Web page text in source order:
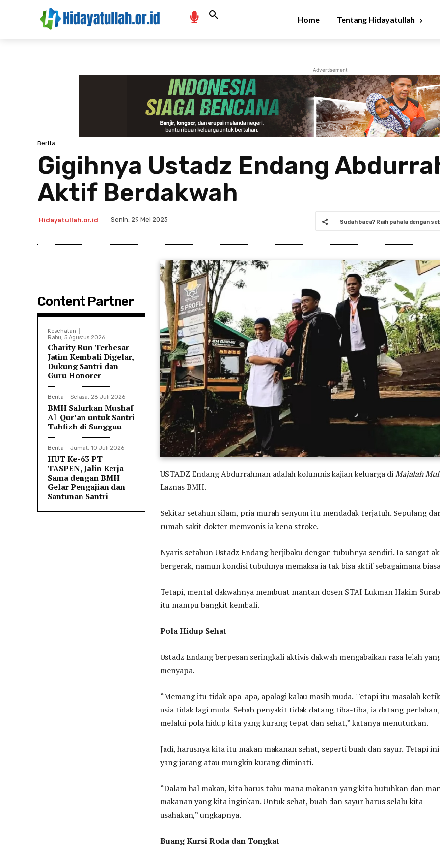
Home Tentang Hidayatullah
Advertisement
Berita
Gigihnya Ustadz Endang
Aktif Berdakwah
Hidayatullah.or.id Senin, 29 Mei 2023 Sudah baca? Raih pahala dengan
Content Partner
Kesehatan
Rabu, 5 Agustus 2026
Charity Run Terbesar
Jatim Kembali Digelar,
Dukung Santri dan
Guru Honorer
Berita Selasa, 28 Juli 2026
BMH Salurkan Mushaf
Al-Qur’an untuk Santri
Tahfizh di Sanggau
Berita Jumat, 10 Juli 2026
HUT Ke-63 PT
TASPEN, Jalin Kerja
Sama dengan BMH
Gelar Pengajian dan
Santunan Santri
USTADZ Endang Abdurrahman adalah kolumnis kajian keluarga diMajalah
Laznas BMH.
Sekitar setahun silam, pria murah senyum itu mendadak terjatuh. Sepulang
rumah sakit dokter memvonis ia kena stroke.
Nyaris setahun Ustadz Endang berjibaku dengan tubuhnya sendiri. Ia sangat
bergerak, namun kondisi tubuhnya memaksa ia tak bisa aktif sebagaimana
Tetapi, mental dakwahnya membuat mantan dosen STAI Lukman Hakim
itu mampu bangkit kembali.
Pola Hidup Sehat
Ustadz Endang berpesan seringkali aktivis dakwah mengabaikan rasa lelah
menyapa.
“Memang itu tidak apa-apa, apalagi kalau masih muda. Tetapi itu masalah
usia tidak lagi muda. Sebab penyakit tidak datang tiba-tiba, ia datang perlahan,
melalui pola hidup kita yang kurang tepat dan sehat,” katanya menuturkan.
Jadi, harusnya kita itu makan makanan sehat, seperti buah dan sayur. Tetapi ini
yang jarang atau mungkin kurang diminati.
“Dalam hal makan, kita harus tahu mana makanan yang kita butuhkan dan
makanan yang kita inginkan. Untuk sehat, buah dan sayur harus selalu kita
usahakan,” ungkapnya.
Buang Kursi Roda dan Tongkat